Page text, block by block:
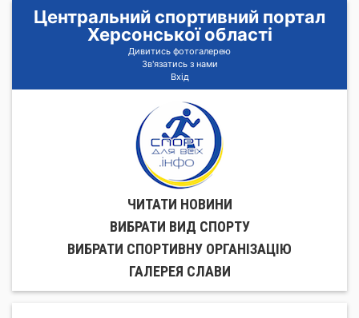
Центральний спортивний портал
Херсонської області
Дивитись фотогалерею
Зв'язатись з нами
Вхід
ЧИТАТИ НОВИНИ
ВИБРАТИ ВИД СПОРТУ
ВИБРАТИ СПОРТИВНУ ОРГАНIЗАЦIЮ
ГАЛЕРЕЯ СЛАВИ